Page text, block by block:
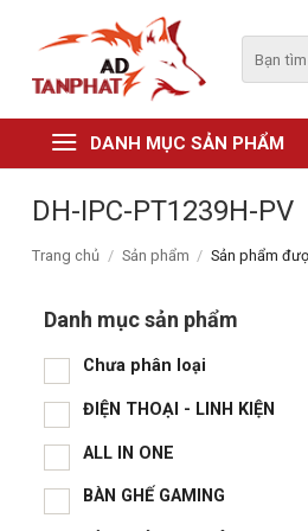
content
kiếm:
DANH MỤC SẢN PHẨM
DH-IPC-PT1239H-PV
Trang chủ / Sản phẩm / Sản phẩm
Danh mục sản phẩm
Chưa phân loại
ĐIỆN THOẠI - LINH KIỆN
ALL IN ONE
BÀN GHẾ GAMING